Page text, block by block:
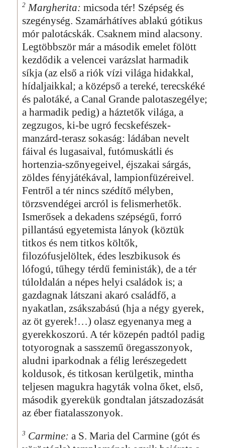
2 Margherita: micsoda tér! Szépség és
szegénység. Szamárhátíves ablakú gótikus
mór palotácskák. Csaknem mind alacsony.
Legtöbbször már a második emelet fölött
kezdődik a velencei varázslat harmadik
síkja (az első a riók vízi világa hidakkal,
hídaljaikkal; a középső a tereké, terecskéké
és palotáké, a Canal Grande palotaszegélye;
a harmadik pedig) a háztetők világa, a
zegzugos, ki-be ugró fecskefészek-
manzárd-terasz sokaság: ládában nevelt
fáival és lugasaival, futómuskátli és
hortenzia-szőnyegeivel, éjszakai sárgás,
zöldes fényjátékával, lampionfüzéreivel.
Fentről a tér nincs szédítő mélyben,
törzsvendégei arcról is felismerhetők.
Ismerősek a dekadens szépségű, forró
pillantású egyetemista lányok (köztük
titkos és nem titkos költők,
filozófusjelöltek, édes leszbikusok és
lófogú, tűhegy térdű feministák), de a tér
túloldalán a népes helyi családok is; a
gazdagnak látszani akaró családfő, a
nyakatlan, zsákszabású (hja a négy gyerek,
az öt gyerek!…) olasz egyenanya meg a
gyerekkoszorú. A tér közepén padtól padig
totyorognak a sasszemű öregasszonyok,
aludni iparkodnak a félig lerészegedett
koldusok, és titkosan kerülgetik, mintha
teljesen magukra hagyták volna őket, első,
második gyerekük gondtalan játszadozását
az éber fiatalasszonyok.
3 Carmine: a S. Maria del Carmine (gót és